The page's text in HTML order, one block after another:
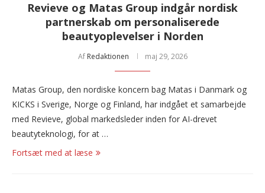
Revieve og Matas Group indgår nordisk
partnerskab om personaliserede
beautyoplevelser i Norden
Af Redaktionen maj 29, 2026
Matas Group, den nordiske koncern bag Matas i Danmark og
KICKS i Sverige, Norge og Finland, har indgået et samarbejde
med Revieve, global markedsleder inden for AI-drevet
beautyteknologi, for at …
Fortsæt med at læse